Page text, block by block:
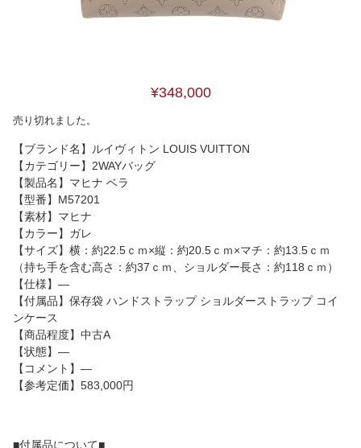
¥348,000
売り切れました。
【ブランド名】ルイヴィトン LOUIS VUITTON
【カテゴリー】2WAYバッグ
【製品名】マヒナ ベラ
【型番】M57201
【素材】マヒナ
【カラー】ガレ
【サイズ】横：約22.5ｃｍ×縦：約20.5ｃｍ×マチ：約13.5ｃｍ
（持ち手を含む高さ：約37ｃｍ、ショルダー長さ：約118ｃｍ）
【仕様】―
【付属品】保存袋 ハンドストラップ ショルダーストラップ コイ
ンケース
【商品程度】中古A
【状態】―
【コメント】―
【参考定価】583,000円
■付属品について■